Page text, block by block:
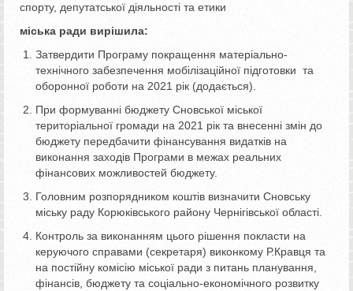
спорту, депутатської діяльності та етики
міська ради вирішила:
Затвердити Програму покращення матеріально-
технічного забезпечення мобілізаційної підготовки та
оборонної роботи на 2021 рік (додається).
При формуванні бюджету Сновської міської
територіальної громади на 2021 рік та внесенні змін до
бюджету передбачити фінансування видатків на
виконання заходів Програми в межах реальних
фінансових можливостей бюджету.
Головним розпорядником коштів визначити Сновську
міську раду Корюківського району Чернігівської області.
Контроль за виконанням цього рішення покласти на
керуючого справами (секретаря) виконкому Р.Кравця та
на постійну комісію міської ради з питань планування,
фінансів, бюджету та соціально-економічного розвитку